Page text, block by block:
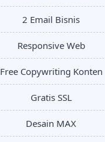
2 Email Bisnis
Responsive Web
Free Copywriting Konten
Gratis SSL
Desain MAX